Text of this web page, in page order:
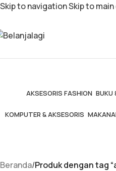
Skip to navigationSkip to
AKSESORIS FASHION BUKU
KOMPUTER & AKSESORIS
Beranda/Produk dengan tag